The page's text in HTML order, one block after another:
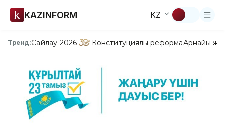
KAZINFORM KZ
Тренд:Сайлау-2026 Конституциялық реформаАрнайы